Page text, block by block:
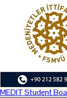
MEDIT Student